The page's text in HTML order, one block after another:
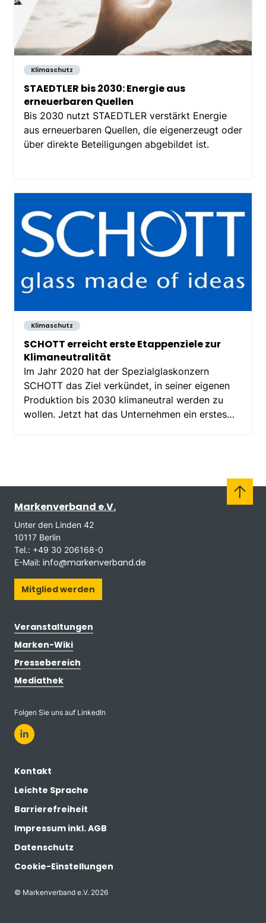
Klimaschutz
STAEDTLER bis 2030: Energie aus
erneuerbaren Quellen
Bis 2030 nutzt STAEDTLER verstärkt Energie
aus erneuerbaren Quellen, die eigenerzeugt oder
über direkte Beteiligungen abgebildet ist.
Klimaschutz
SCHOTT erreicht erste Etappenziele zur
Klimaneutralität
Im Jahr 2020 hat der Spezialglaskonzern
SCHOTT das Ziel verkündet, in seiner eigenen
Produktion bis 2030 klimaneutral werden zu
wollen. Jetzt hat das Unternehmen ein erstes
Markenverband e.V.
Unter den Linden 42
10117 Berlin
Tel.: +49 30 206168-0
E-Mail: info@markenverband.de
Mitglied werden
Veranstaltungen
Marken-Wiki
Pressebereich
Mediathek
Folgen Sie uns auf LinkedIn
Kontakt
Leichte Sprache
Barrierefreiheit
Impressum inkl. AGB
Datenschutz
Cookie-Einstellungen
© Markenverband e.V. 2026